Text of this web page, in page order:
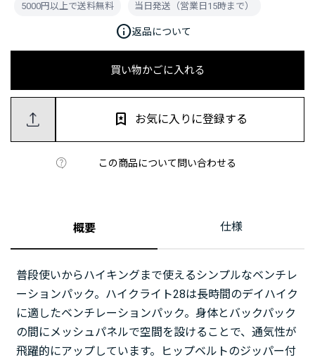
買い物かごに入れる
この商品について問い合わせる
お気に入りに登録する
5000円以上で送料無料 当日発送（営業日15時まで）
info返品について
概要 仕様
普段使いからハイキングまで使えるシンプルなベンチレ
ーションパック。ハイクライト28は長時間のデイハイク
に適したベンチレーションパック。身体とバックパック
の間にメッシュパネルで空間を設けることで、通気性が
飛躍的にアップしています。ヒップベルトのジッパー付